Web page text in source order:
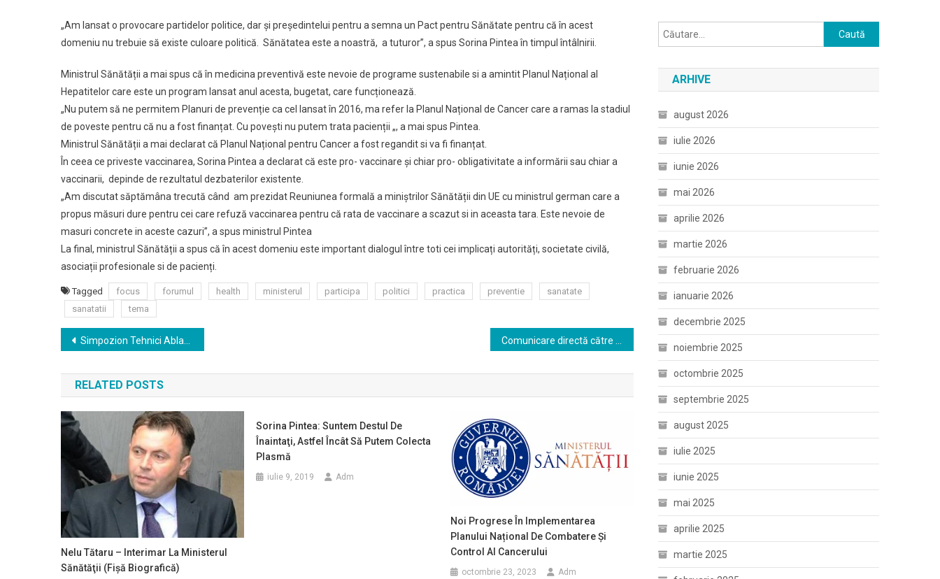
„Am lansat o provocare partidelor politice, dar și președintelui pentru a semna un Pact pentru Sănătate pentru că în acest
domeniu nu trebuie să existe culoare politică. Sănătatea este a noastră, a tuturor”, a spus Sorina Pintea în timpul întâlnirii.
Ministrul Sănătății a mai spus că în medicina preventivă este nevoie de programe sustenabile si a amintit Planul Național al
Hepatitelor care este un program lansat anul acesta, bugetat, care funcționează.
„Nu putem să ne permitem Planuri de prevenție ca cel lansat în 2016, ma refer la Planul Național de Cancer care a ramas la stadiul
de poveste pentru că nu a fost finanțat. Cu povești nu putem trata pacienții „, a mai spus Pintea.
Ministrul Sănătății a mai declarat că Planul Național pentru Cancer a fost regandit si va fi finanțat.
În ceea ce priveste vaccinarea, Sorina Pintea a declarat că este pro- vaccinare și chiar pro- obligativitate a informării sau chiar a
vaccinarii, depinde de rezultatul dezbaterilor existente.
„Am discutat săptămâna trecută când am prezidat Reuniunea formală a miniștrilor Sănătății din UE cu ministrul german care a
propus măsuri dure pentru cei care refuză vaccinarea pentru că rata de vaccinare a scazut si in aceasta tara. Este nevoie de
masuri concrete in aceste cazuri”, a spus ministrul Pintea
La final, ministrul Sănătății a spus că în acest domeniu este important dialogul între toti cei implicați autorități, societate civilă,
asociații profesionale si de pacienți.
Tagged focus forumul health ministerul participa politici practica preventie
sanatate
sanatatii
tema
Navigare
în
articole
Simpozion Tehnici Ablative în Tratamentul Tumorilor Hepatice
RELATED POSTS
Nelu Tătaru – Interimar La Ministerul
Sănătăţii (fişă Biografică)
Sorina Pintea: Suntem Destul De
Înaintaţi, Astfel Încât Să Putem Colecta
Plasmă
iulie 9, 2019 Adm
Noi Progrese În Implementarea
Planului Național De Combatere Și
Control Al Cancerului
octombrie 23, 2023 Adm
Caută
după:
ARHIVE
august 2026
iulie 2026
iunie 2026
mai 2026
aprilie 2026
martie 2026
februarie 2026
ianuarie 2026
decembrie 2025
noiembrie 2025
octombrie 2025
septembrie 2025
august 2025
iulie 2025
iunie 2025
mai 2025
aprilie 2025
martie 2025